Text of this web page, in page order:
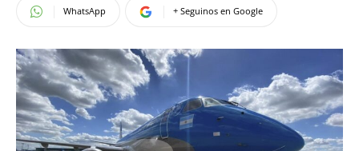
WhatsApp + Seguinos en Google